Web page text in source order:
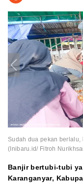
Sudah dua pekan
(Inibaru.id/ Fitroh
Banjir bertubi-tubi
Karanganyar,